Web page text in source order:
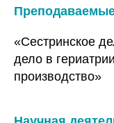
«Сестринское
дело в
производство»